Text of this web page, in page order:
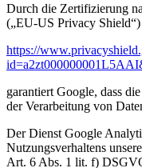
Durch die Zertifizierung
(„EU-US Privacy Shield“)
https://
garantiert Google, dass
der Verarbeitung von
Der Dienst Google
Nutzungsverhaltens
Art. 6 Abs. 1 lit. f)